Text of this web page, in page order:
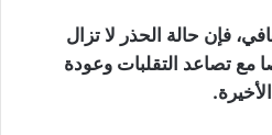
فإن حالة الحذر لا تزال
تصاعد التقلبات وعودة